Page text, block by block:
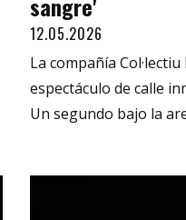
12.05.2026
La compañía
espectáculo de calle
Un segundo bajo la